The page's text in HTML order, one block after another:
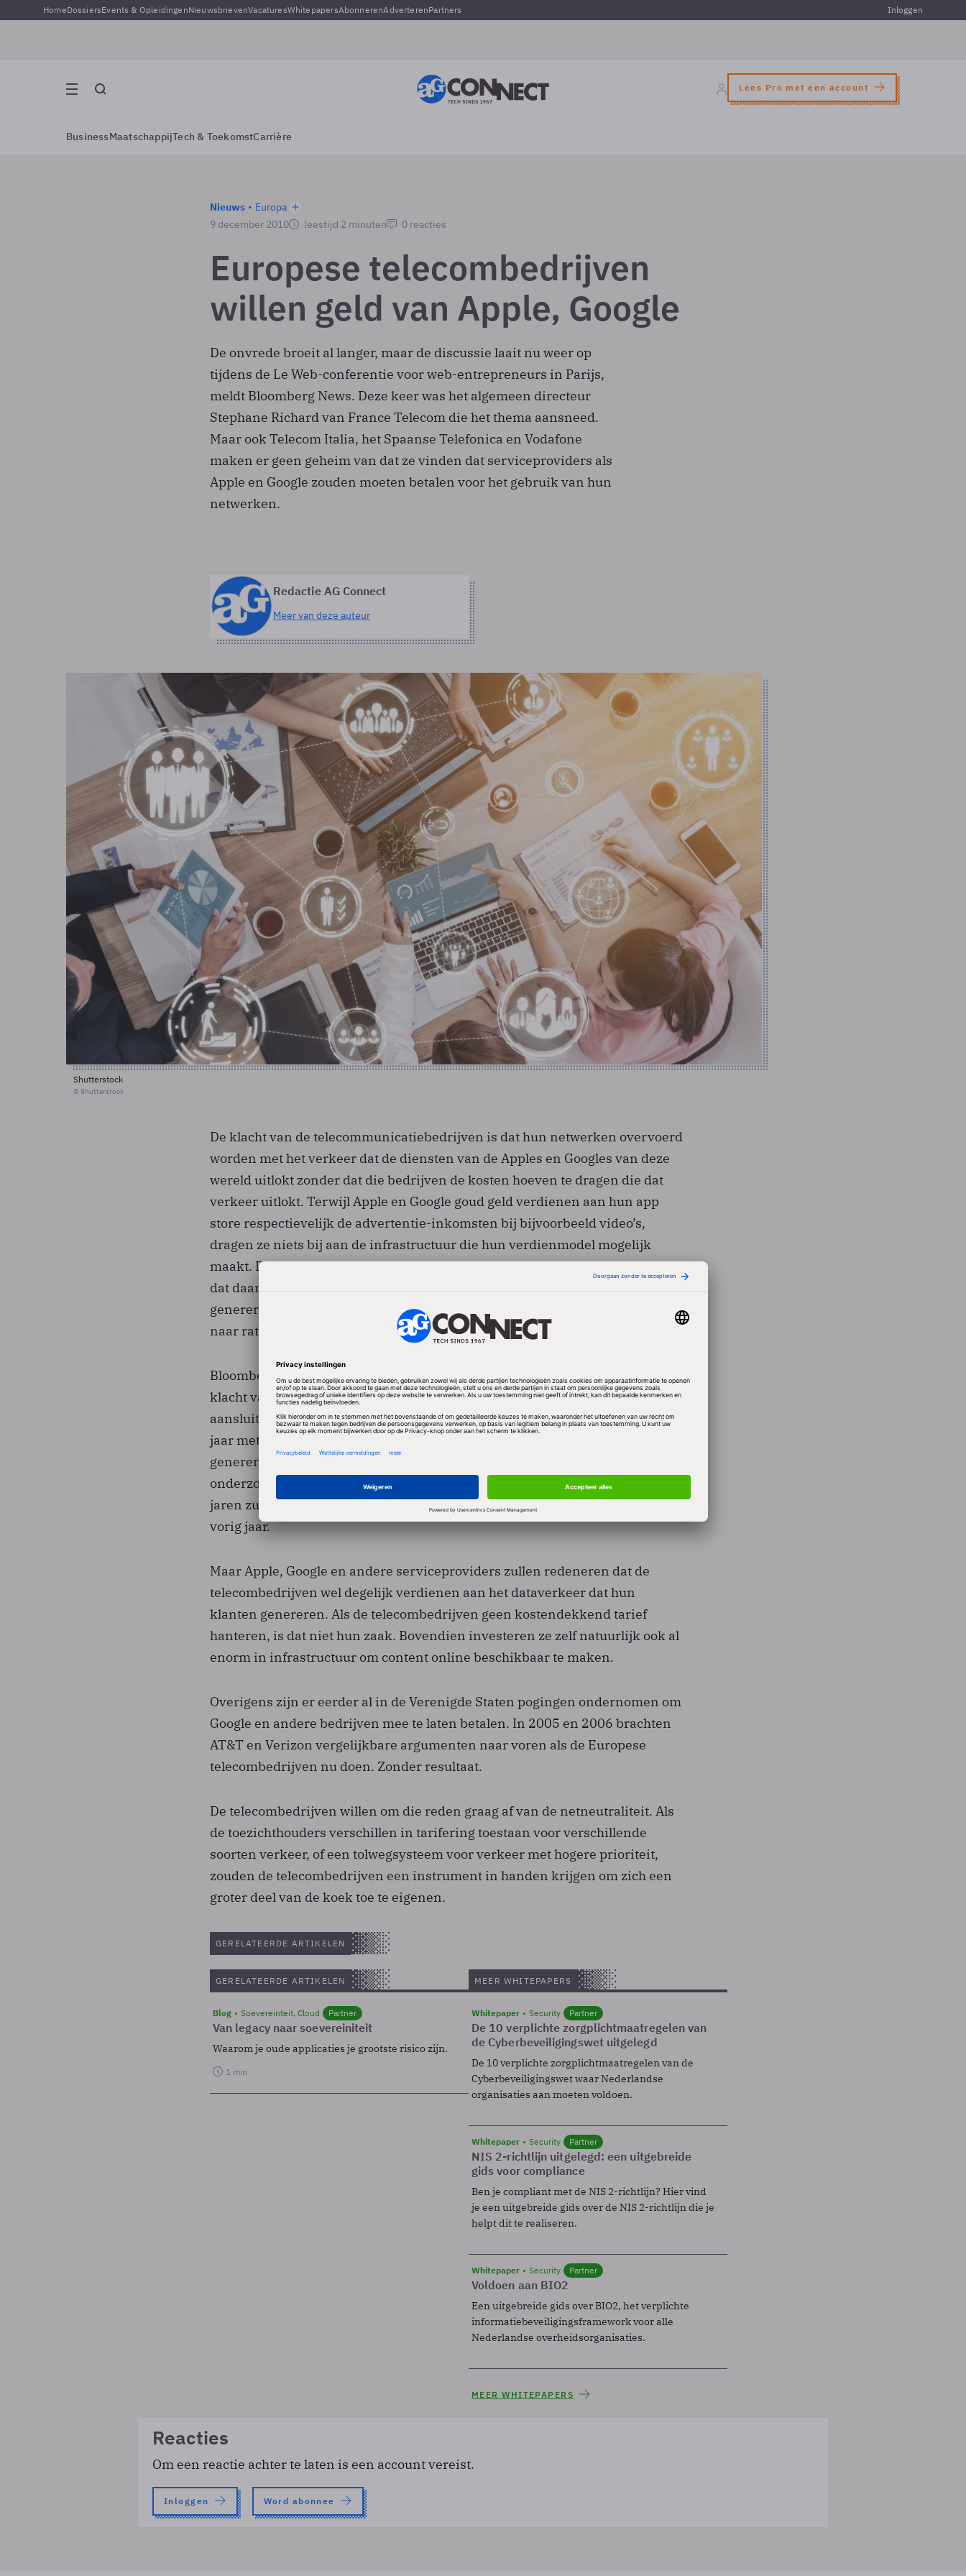
HomeDossiersEvents & OpleidingenNieuwsbrievenVacaturesWhitepapersAbonnerenAdverterenPartners Inloggen
Lees Pro met een account
BusinessMaatschappijTech & ToekomstCarrière
Nieuws
Europa
9 december 2010
leestijd 2 minuten 0 reacties
Europese telecombedrijven
willen geld van Apple, Google
De onvrede broeit al langer, maar de discussie laait nu weer op
tijdens de Le Web-conferentie voor web-entrepreneurs in Parijs,
meldt Bloomberg News. Deze keer was het algemeen directeur
Stephane Richard van France Telecom die het thema aansneed.
Maar ook Telecom Italia, het Spaanse Telefonica en Vodafone
maken er geen geheim van dat ze vinden dat serviceproviders als
Apple en Google zouden moeten betalen voor het gebruik van hun
netwerken.
Redactie AG Connect
Meer van deze auteur
Shutterstock
© Shutterstock
De klacht van de telecommunicatiebedrijven is dat hun netwerken overvoerd
worden met het verkeer dat de diensten van de Apples en Googles van deze
wereld uitlokt zonder dat die bedrijven de kosten hoeven te dragen die dat
verkeer uitlokt. Terwijl Apple en Google goud geld verdienen aan hun app
store respectievelijk de advertentie-inkomsten bij bijvoorbeeld video’s,
dragen ze niets bij aan de infrastructuur die hun verdienmodel mogelijk
maakt. De kosten daarvan blijven aan de telecombedrijven hangen, zonder
dat daar voldoende mogelijkheden tegenover staan om extra inkomsten te
genereren. Om die reden vinden ze een bijdrage van de serviceproviders
naar rato van het verkeer dat ze genereren op zijn plaats.
Bloomberg citeert een aantal cijfers van marktonderzoeksbureaus die de
klacht van de telecombedrijven substantie geven. Het aantal mobiele data-
aansluitingen in West-Europa bijvoorbeeld zal volgens IDC de komende vier
jaar met 15 procent per jaar stijgen, terwijl de omzet die ze bij consumenten
genereren in die periode met 1 procent per jaar daalt. Een ander
onderzoeksbureau, Canalys, verwacht dat de investeringen de komende
jaren zullen oplopen tot 3,7 miljard dollar per jaar; dat is 28 procent meer dan
vorig jaar.
Maar Apple, Google en andere serviceproviders zullen redeneren dat de
telecombedrijven wel degelijk verdienen aan het dataverkeer dat hun
klanten genereren. Als de telecombedrijven geen kostendekkend tarief
hanteren, is dat niet hun zaak. Bovendien investeren ze zelf natuurlijk ook al
enorm in infrastructuur om content online beschikbaar te maken.
Overigens zijn er eerder al in de Verenigde Staten pogingen ondernomen om
Google en andere bedrijven mee te laten betalen. In 2005 en 2006 brachten
AT&T en Verizon vergelijkbare argumenten naar voren als de Europese
telecombedrijven nu doen. Zonder resultaat.
De telecombedrijven willen om die reden graag af van de netneutraliteit. Als
de toezichthouders verschillen in tarifering toestaan voor verschillende
soorten verkeer, of een tolwegsysteem voor verkeer met hogere prioriteit,
zouden de telecombedrijven een instrument in handen krijgen om zich een
groter deel van de koek toe te eigenen.
GERELATEERDE ARTIKELEN
GERELATEERDE ARTIKELEN
Blog Soevereinteit, Cloud Partner
Van legacy naar soevereiniteit
Waarom je oude applicaties je grootste risico zijn.
1 min
MEER WHITEPAPERS
Whitepaper Security Partner
De 10 verplichte zorgplichtmaatregelen van
de Cyberbeveiligingswet uitgelegd
De 10 verplichte zorgplichtmaatregelen van de
Cyberbeveiligingswet waar Nederlandse
organisaties aan moeten voldoen.
Whitepaper Security Partner
NIS 2-richtlijn uitgelegd: een uitgebreide
gids voor compliance
Ben je compliant met de NIS 2-richtlijn? Hier vind
je een uitgebreide gids over de NIS 2-richtlijn die je
helpt dit te realiseren.
Whitepaper Security Partner
Voldoen aan BIO2
Een uitgebreide gids over BIO2, het verplichte
informatiebeveiligingsframework voor alle
Nederlandse overheidsorganisaties.
MEER WHITEPAPERS
Reacties
Om een reactie achter te laten is een account vereist.
Inloggen Word abonnee